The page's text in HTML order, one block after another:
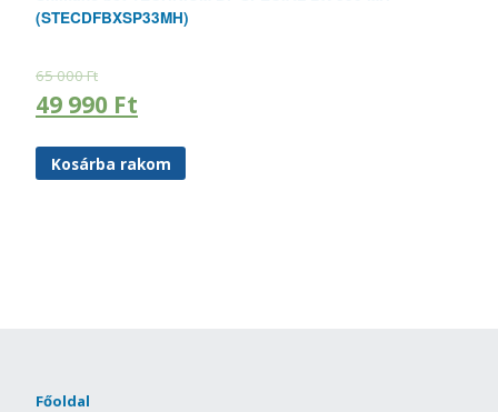
(STECDFBXSP33MH)
65 000Ft
49 990 Ft
Kosárba rakom
Főoldal